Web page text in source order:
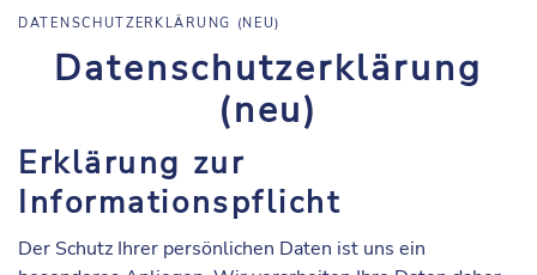
DATENSCHUTZERKLÄRUNG (NEU)
Datenschutzerklärung
(neu)
Erklärung zur
Informationspflicht
Der Schutz Ihrer persönlichen Daten ist uns ein